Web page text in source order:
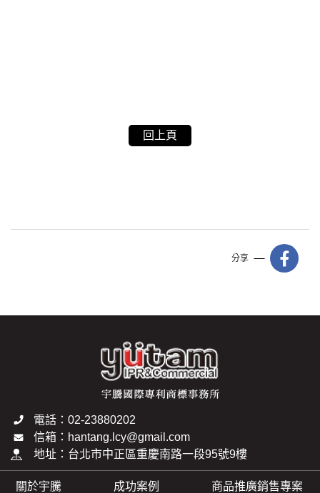
回上頁
分享
電話：02-23880202
信箱：hantang.lcy@gmail.com
地址：台北市中正區重慶南路一段95號9樓
關於宇騰 成功案例 商品推廣銷售專案